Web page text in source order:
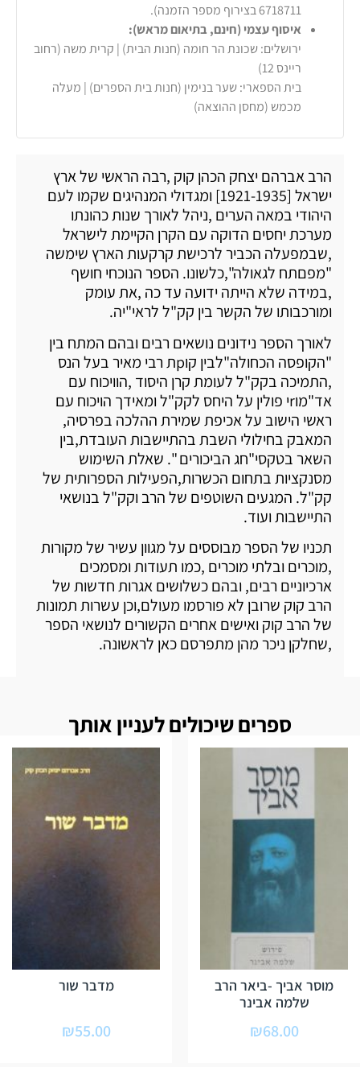
6718711 בצירוף מספר הזמנה).
איסוף עצמי (חינם, בתיאום מראש):
ירושלים: שכונת הר חומה (חנות הבית) | קרית משה (רחוב
ריינס 12)
בית הספארי: שער בנימין (חנות בית הספרים) | מעלה
מכמש (מחסן ההוצאה)
הרב אברהם יצחק הכהן קוק ,רבה הראשי של ארץ
ישראל [1921-1935] ומגדולי המנהיגים שקמו לעם
היהודי במאה הערים ,ניהל לאורך שנות כהונתו
מערכת יחסים הדוקה עם הקרן הקיימת לישראל
,שבמפעלה הכביר לרכישת קרקעות הארץ שימשה
"מפםתח לגאולה",כלשונו. הספר הנוכחי חושף
,במידה שלא הייתה ידועה עד כה ,את עומק
ומורכבותו של הקשר בין קק"ל לראי"יה.
לאורך הספר נידונים נושאים רבים ובהם המתח בין
"הקופסה הכחולה"לבין קוpת רבי מאיר בעל הנס
,התמיכה בקק"ל לעומת קרן היסוד ,הוויכוח עם
אד"מוrי פולין על היחס לקק"ל ומאידך הויכוח עם
ראשי הישוב על אכיפת שמירת ההלכה בפרסיה,
המאבק בחילולי השבת בהתיישבות העובדת,בין
השאר בטקסי"חג הביכורים ". שאלת השימוש
מסנקציות בתחום הכשרות,הפעילות הספרותית של
קק"ל. המגעים השוטפים של הרב וקק"ל בנושאי
התיישבות ועוד.
תכניו של הספר מבוססים על מגוון עשיר של מקורות
,מוכרים ובלתי מוכרים ,כמו תעודות ומסמכים
ארכיוניים רבים, ובהם כשלושים אגרות חדשות של
הרב קוק שרובן לא פורסמו מעולם,וכן עשרות תמונות
של הרב קוק ואישים אחרים הקשורים לנושאי הספר
,שחלקן ניכר מהן מתפרסם כאן לראשונה.
ספרים שיכולים לעניין אותך
מוסר אביך -ביאר הרב
שלמה אבינר
₪68.00
מדבר שור
₪55.00